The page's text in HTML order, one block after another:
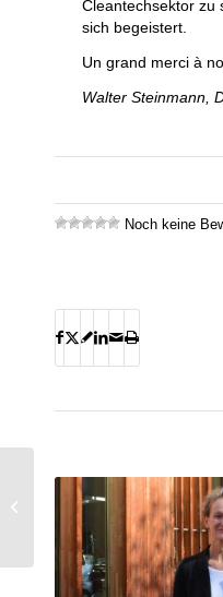
Cleantechsektor zu
sich begeistert.
Un grand merci à
Walter Steinmann,
Noch keine
„Näher an die